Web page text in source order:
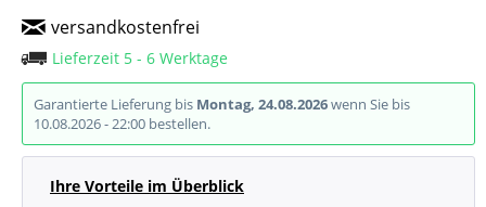
versandkostenfrei
Lieferzeit 5 - 6 Werktage
Garantierte Lieferung bis Montag, 24.08.2026wenn Sie bis
10.08.2026 - 22:00 bestellen.
Ihre Vorteile im Überblick